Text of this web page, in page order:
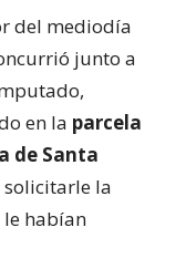
del mediodía
junto a
en la parcela
de Santa
solicitarle la
habían